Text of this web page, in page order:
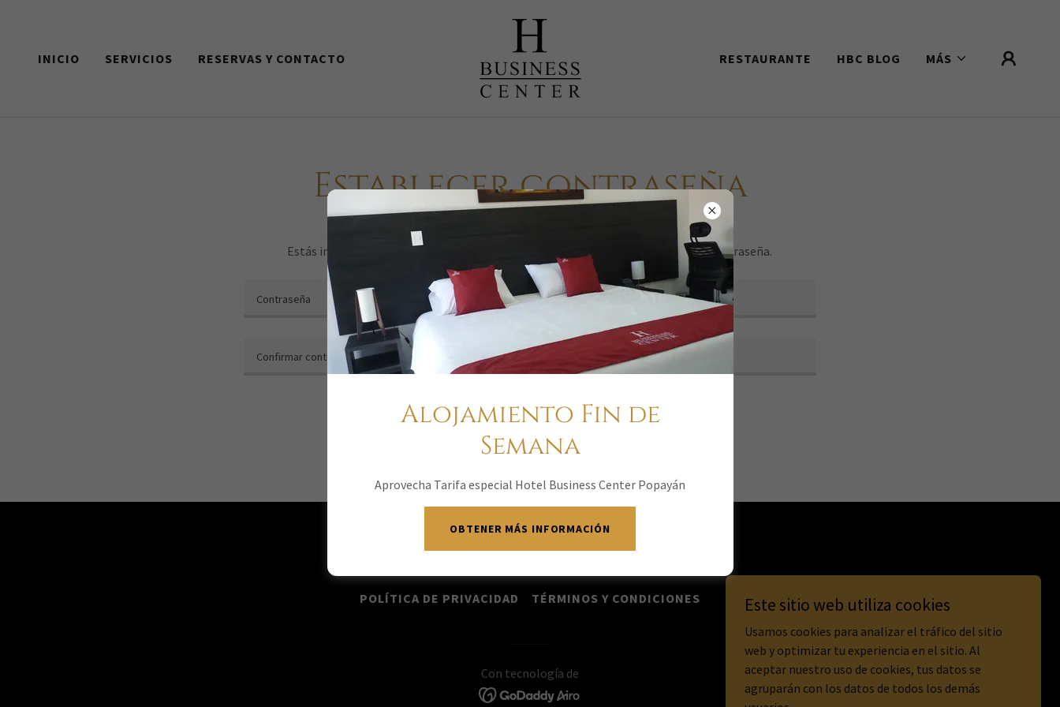
INICIO SERVICIOS RESERVAS Y CONTACTO RESTAURANTE HBC BLOG MÁS
Establecer contraseña
Estás iniciando sesión por primera vez como , por lo cual debes configurar una contraseña.
ESTABLECER CONTRASEÑA
Copyright © 2021 HbcPop - Todos los derechos reservados.
POLÍTICA DE PRIVACIDAD TÉRMINOS Y CONDICIONES
Con tecnología de
Este sitio web utiliza cookies
Usamos cookies para analizar el tráfico del sitio
web y optimizar tu experiencia en el sitio. Al
aceptar nuestro uso de cookies, tus datos se
agruparán con los datos de todos los demás
Alojamiento Fin de
Semana
Aprovecha Tarifa especial Hotel Business Center Popayán
OBTENER MÁS INFORMACIÓN